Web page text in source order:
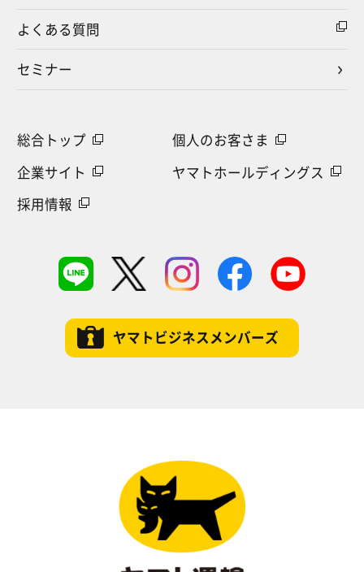
よくある質問
セミナー
総合トップ
企業サイト
採用情報
個人のお客さま
ヤマトホールディングス
ヤマトビジネスメンバーズ